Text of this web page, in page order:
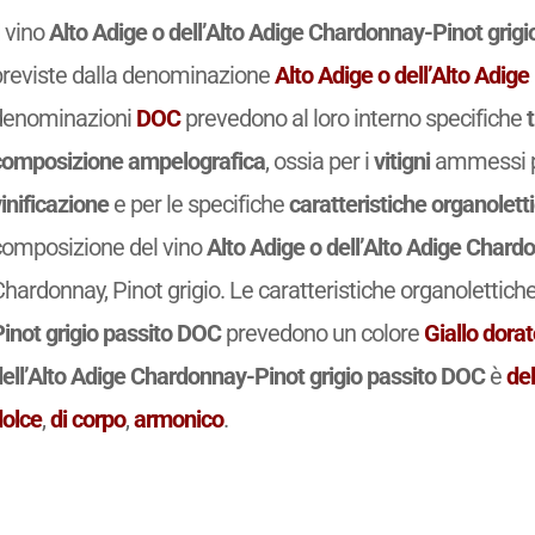
vinoAlto Adige o dell’Alto Adige Chardonnay-Pinot
dalla denominazioneAlto Adige o dell’Alto Adige
DOCprevedono al loro interno specifiche
ampelografica, ossia per ivitigniammessi
e per le specifichecaratteristiche
del vinoAlto Adige o dell’Alto Adige
Pinot grigio. Le caratteristiche
grigio passito DOCprevedono un colore Giallo
Adige Chardonnay-Pinot grigio passito DOCè
,di corpo,armonico.